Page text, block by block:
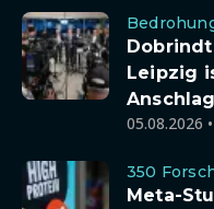
Leipzig
05.08.2026
350
Meta-